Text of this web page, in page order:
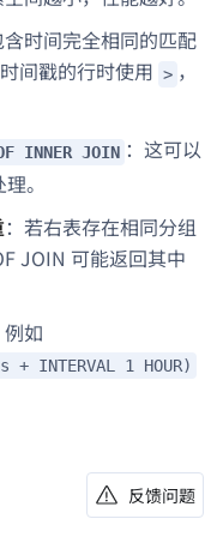
含时间完全相同的匹配
间戳的行时使用 > ，
INNER JOIN ：这可以
。
：若右表存在相同分组
JOIN 可能返回其中
例如
INTERVAL 1 HOUR)
反馈问题